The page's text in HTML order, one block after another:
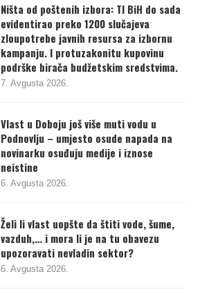
Ništa od poštenih izbora: TI BiH do sada
evidentirao preko 1200 slučajeva
zloupotrebe javnih resursa za izbornu
kampanju. I protuzakonitu kupovinu
podrške birača budžetskim sredstvima.
7. Avgusta 2026.
Vlast u Doboju još više muti vodu u
Podnovlju – umjesto osude napada na
novinarku osuđuju medije i iznose
neistine
6. Avgusta 2026.
Želi li vlast uopšte da štiti vode, šume,
vazduh,… i mora li je na tu obavezu
upozoravati nevladin sektor?
6. Avgusta 2026.